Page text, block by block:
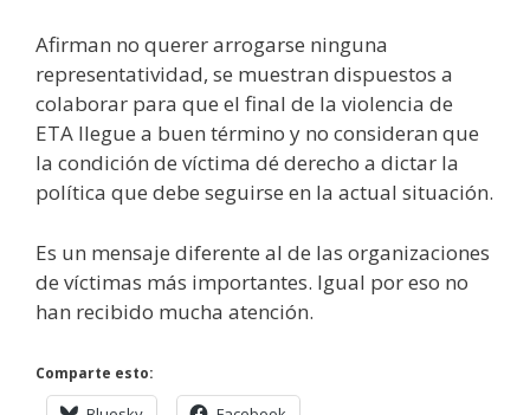
Afirman no querer arrogarse ninguna
representatividad, se muestran dispuestos a
colaborar para que el final de la violencia de
ETA llegue a buen término y no consideran que
la condición de víctima dé derecho a dictar la
política que debe seguirse en la actual situación.
Es un mensaje diferente al de las organizaciones
de víctimas más importantes. Igual por eso no
han recibido mucha atención.
Comparte esto: